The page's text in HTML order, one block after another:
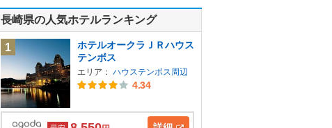
長崎県の人気ホテルランキング
1
ホテルオークラＪＲハウス
テンボス
エリア： ハウステンボス周辺
4.34